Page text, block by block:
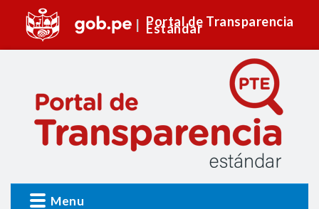
Portal de Transparencia
Estándar
Menu